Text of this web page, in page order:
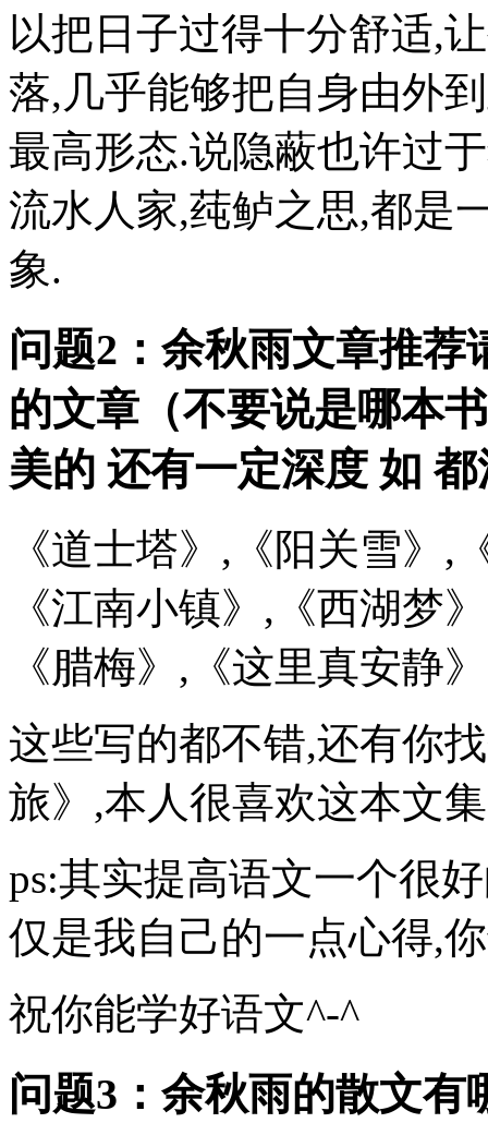
以把日子过得十分舒适,
落,几乎能够把自身由外
最高形态.说隐蔽也许过
流水人家,莼鲈之思,都是
象.
问题2：余秋雨文章推荐
的文章（不要说是哪本
美的 还有一定深度 如
《道士塔》,《阳关雪》,
《江南小镇》,《西湖梦
《腊梅》,《这里真安静
这些写的都不错,还有你
旅》,本人很喜欢这本文
ps:其实提高语文一个很
仅是我自己的一点心得,
祝你能学好语文^-^
问题3：余秋雨的散文有